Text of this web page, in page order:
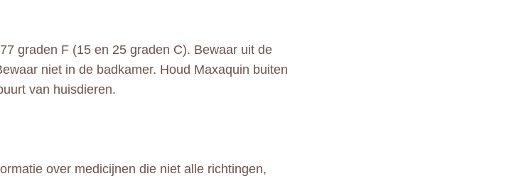
graden F (15 en 25 graden C). Bewaar uit de
niet in de badkamer. Houd Maxaquin buiten
van huisdieren.
over medicijnen die niet alle richtingen,